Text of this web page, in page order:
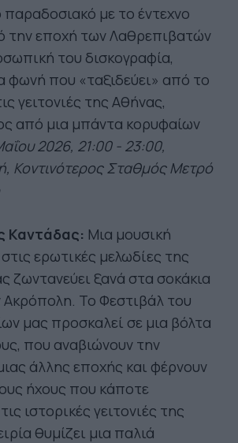
με το έντεχνο
την εποχή των Λαθρεπιβατών
του δισκογραφία,
φωνή που «ταξιδεύει» από το
γειτονιές της Αθήνας,
από μια μπάντα κορυφαίων
2026, 21:00 - 23:00,
Κοντινότερος Σταθμός Μετρό
Καντάδας: Μια μουσική
ερωτικές μελωδίες της
ζωντανεύει ξανά στα σοκάκια
Το Φεστιβάλ του
μας προσκαλεί σε μια βόλτα
που αναβιώνουν την
άλλης εποχής και φέρνουν
ήχους που κάποτε
ιστορικές γειτονιές της
θυμίζει μια παλιά